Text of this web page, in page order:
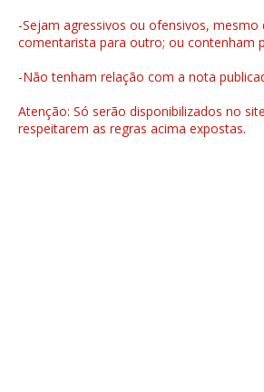
-Sejam agressivos ou ofensivos, mesmo
comentarista para outro; ou contenham
-Não tenham relação com a nota
Atenção: Só serão disponibilizados no
respeitarem as regras acima expostas.